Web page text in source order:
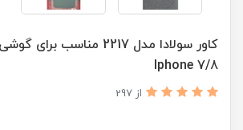
کاور سولادا مدل 2217 مناسب
Iphone 7/8
از 297